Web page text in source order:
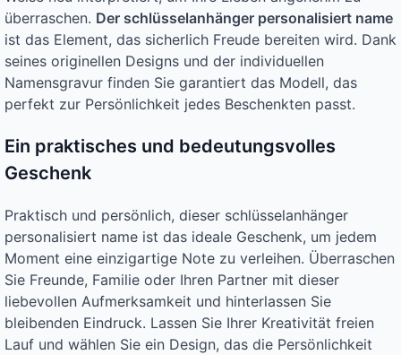
überraschen. Der schlüsselanhänger personalisiert name
ist das Element, das sicherlich Freude bereiten wird. Dank
seines originellen Designs und der individuellen
Namensgravur finden Sie garantiert das Modell, das
perfekt zur Persönlichkeit jedes Beschenkten passt.
Ein praktisches und bedeutungsvolles
Geschenk
Praktisch und persönlich, dieser schlüsselanhänger
personalisiert name ist das ideale Geschenk, um jedem
Moment eine einzigartige Note zu verleihen. Überraschen
Sie Freunde, Familie oder Ihren Partner mit dieser
liebevollen Aufmerksamkeit und hinterlassen Sie
bleibenden Eindruck. Lassen Sie Ihrer Kreativität freien
Lauf und wählen Sie ein Design, das die Persönlichkeit